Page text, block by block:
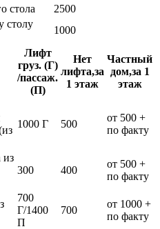
стола
2500
столу
1000
Лифт
груз. (Г)
/пассаж.
(П)
Нет
лифта,за
1 этаж
Частный
дом,за 1
этаж
1000 Г 500
от 500 +
по факту
из
300 400
от 500 +
по факту
700
Г/1400
П
700
от 1000 +
по факту